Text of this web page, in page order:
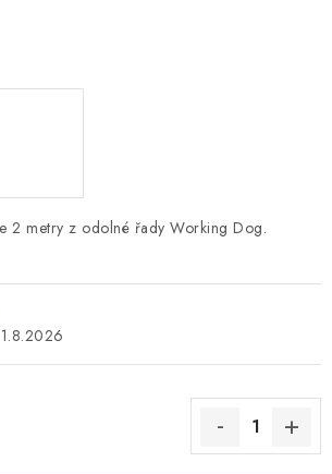
2 metry z odolné řady Working Dog.